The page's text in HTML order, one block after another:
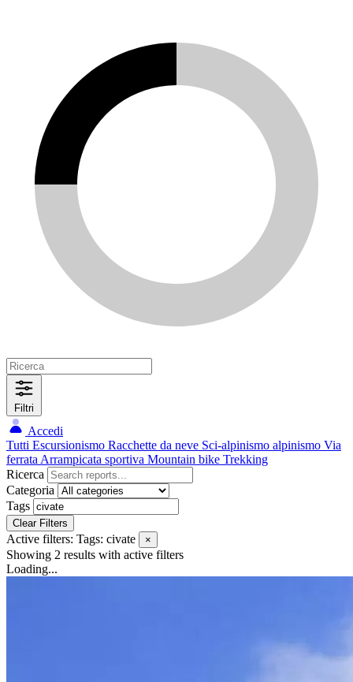
Filtri
Accedi
Tutti Escursionismo Racchette da neve Sci-alpinismo alpinismo Via
ferrata Arrampicata sportiva Mountain bike Trekking
Ricerca
Categoria
Tags
Clear Filters
Active filters: Tags: civate ×
Showing 2 results with active filters
Loading...